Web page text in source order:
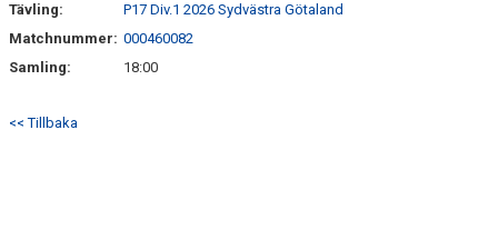
Tävling:
P17 Div.1 2026 Sydvästra Götaland
Matchnummer: 000460082
Samling:
18:00
<< Tillbaka